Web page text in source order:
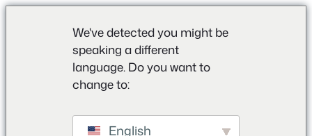
We've detected you might be
speaking a different
language. Do you want to
change to:
English